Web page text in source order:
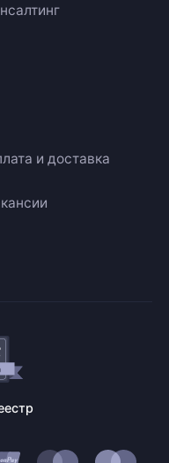
и доставка